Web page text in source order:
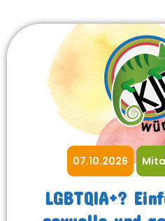
07.10.2026
LGBTQIA+?